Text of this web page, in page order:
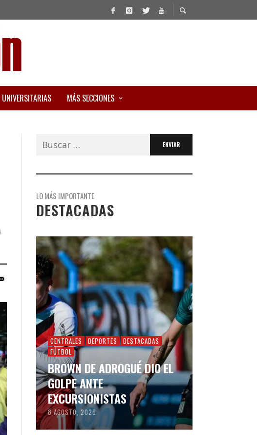
UNIVERSITARIAS MÁS SECCIONES
Buscar:
LO MÁS IMPORTANTE
DESTACADAS
CENTRALES DEPORTES
DESTACADAS
FÚTBOL
BROWN DE ADROGUÉ DIO EL
GOLPE ANTE
EXCURSIONISTAS
8 AGOSTO, 2026